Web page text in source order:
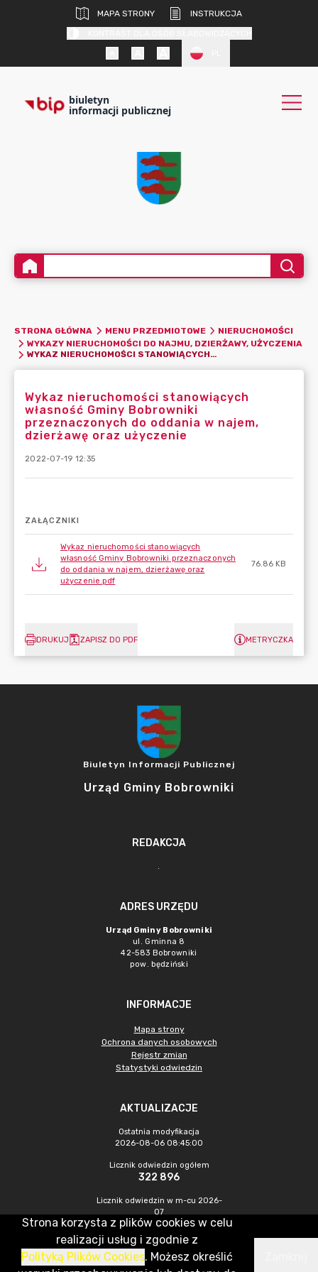
MAPA STRONY
INSTRUKCJA
biuletyn
informacji publicznej
STRONA GŁÓWNA MENU PRZEDMIOTOWE
NIERUCHOMOŚCI
WYKAZY NIERUCHOMOŚCI DO NAJMU, DZIERŻAWY, UŻYCZENIA
WYKAZ NIERUCHOMOŚCI STANOWIĄCYCH WŁASNOŚĆ GMINY BOBROWNIKI PRZEZNACZONYCH DO ODDANIA W NAJEM, DZIERŻAWĘ ORAZ UŻYCZENIE
Wykaz nieruchomości stanowiących
własność Gminy Bobrowniki
przeznaczonych do oddania w najem,
dzierżawę oraz użyczenie
2022-07-19 12:35
ZAŁĄCZNIKI
Wykaz nieruchomości stanowiących
własność Gminy Bobrowniki przeznaczonych
do oddania w najem, dzierżawę oraz
użyczenie.pdf
76.86 KB
DRUKUJ ZAPISZ DO PDF METRYCZKA
Biuletyn Informacji Publicznej
Urząd Gminy Bobrowniki
REDAKCJA
.
ADRES URZĘDU
Urząd Gminy Bobrowniki
ul. Gminna 8
42-583 Bobrowniki
pow. będziński
INFORMACJE
Mapa strony
Ochrona danych osobowych
Rejestr zmian
Statystyki odwiedzin
AKTUALIZACJE
Ostatnia modyfikacja
2026-08-06 08:45:00
Licznik odwiedzin ogółem
322 896
Licznik odwiedzin w m-cu 2026-
07
512
CMS & Hosting: Nefeni Sp. z o.o.
Strona korzysta z plików cookies w celu
realizacji usług i zgodnie z
Polityką Plików Cookies. Możesz określić